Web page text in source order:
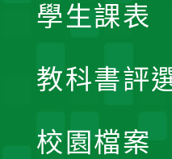
學生課表
教科書評
校園檔案